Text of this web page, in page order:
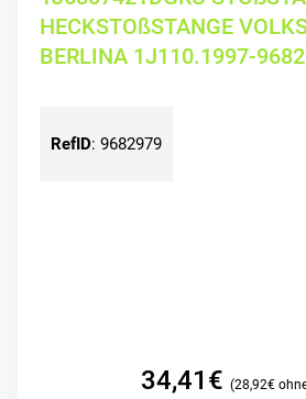
HECKSTOßSTANGE
BERLINA 1J110.1997-
RefID: 9682979
34,41 € 28,92€